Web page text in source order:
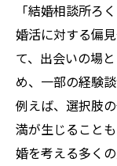
「結婚相談所ろ
婚活に対する偏
て、出会いの場
め、一部の経験
例えば、選択肢
満が生じること
婚を考える多く